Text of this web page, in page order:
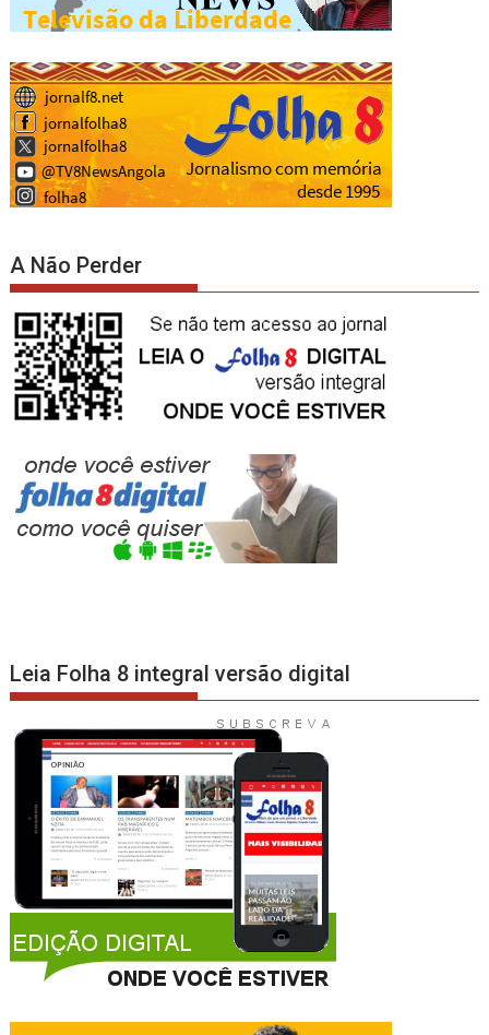
A Não Perder
Leia Folha 8 integral versão digital